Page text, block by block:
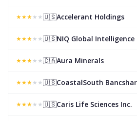
★★★★ ★🇺🇸Accelerant Holdings
★★★★ ★🇺🇸NIQ Global Intelligence
★★★★ ★🇨🇦Aura Minerals
★★★★ ★🇺🇸CoastalSouth
★★★★ ★🇺🇸Caris Life Sciences Inc.